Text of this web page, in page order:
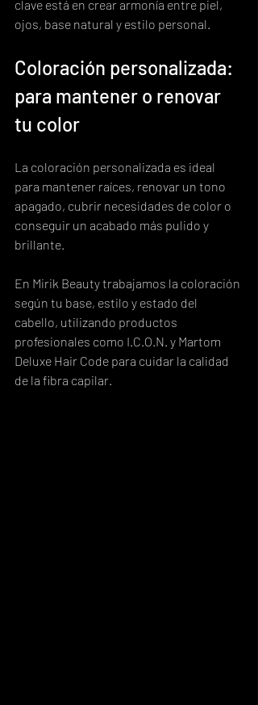
clave está en crear armonía entre piel,
ojos, base natural y estilo personal.
Coloración personalizada:
para mantener o renovar
tu color
La coloración personalizada es ideal
para mantener raíces, renovar un tono
apagado, cubrir necesidades de color o
conseguir un acabado más pulido y
brillante.
En Mirik Beauty trabajamos la coloración
según tu base, estilo y estado del
cabello, utilizando productos
profesionales como I.C.O.N. y Martom
Deluxe Hair Code para cuidar la calidad
de la fibra capilar.